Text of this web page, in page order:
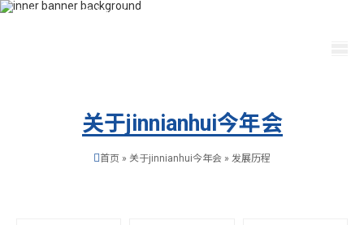
400-115-2288 dfam@ut440.com
关于jinnianhui今年会
首页 » 关于jinnianhui今年会 » 发展历程